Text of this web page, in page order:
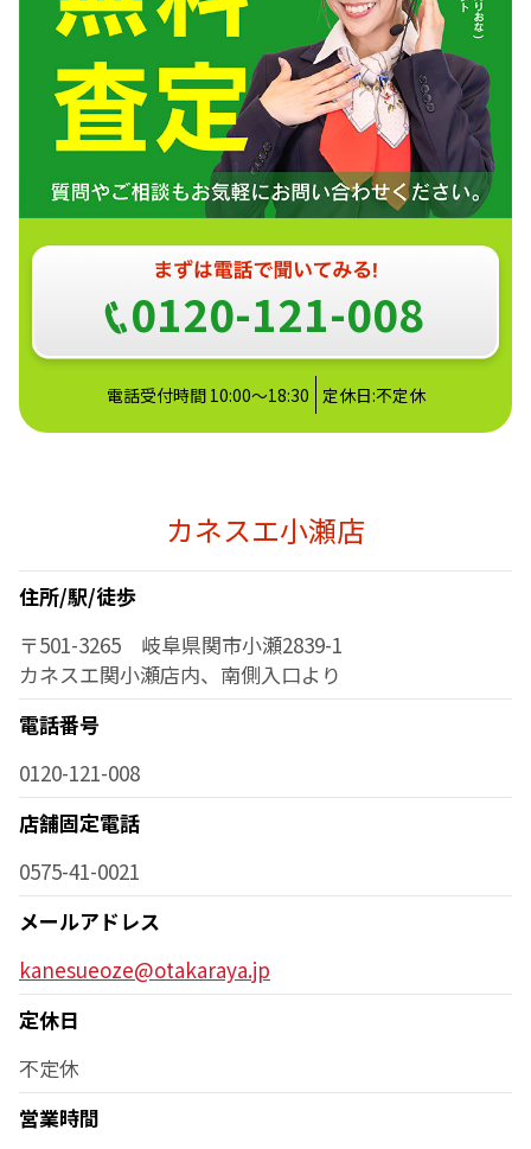
0120-121-008
電話受付時間 10:00～18:30 定休日:不定休
カネスエ小瀬店
住所/駅/徒歩
〒501-3265 岐阜県関市小瀬2839-1
カネスエ関小瀬店内、南側入口より
電話番号
0120-121-008
店舗固定電話
0575-41-0021
メールアドレス
kanesueoze@otakaraya.jp
定休日
不定休
営業時間